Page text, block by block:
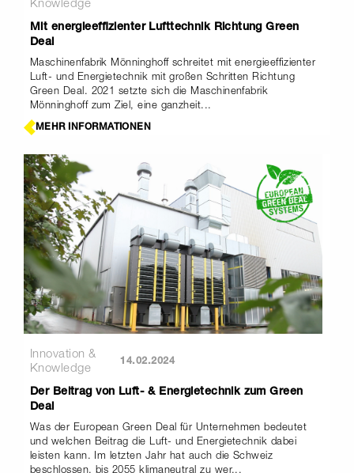
Knowledge
Mit energieeffizienter Lufttechnik Richtung Green
Deal
Maschinenfabrik Mönninghoff schreitet mit energieeffizienter
Luft- und Energietechnik mit großen Schritten Richtung
Green Deal. 2021 setzte sich die Maschinenfabrik
Mönninghoff zum Ziel, eine ganzheit...
MEHR INFORMATIONEN
Innovation &
Knowledge
14.02.2024
Der Beitrag von Luft- & Energietechnik zum Green
Deal
Was der European Green Deal für Unternehmen bedeutet
und welchen Beitrag die Luft- und Energietechnik dabei
leisten kann. Im letzten Jahr hat auch die Schweiz
beschlossen, bis 2055 klimaneutral zu wer...